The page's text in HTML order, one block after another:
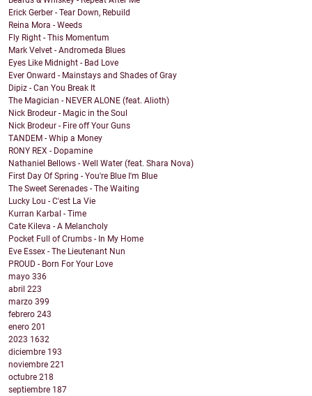
Erick Gerber - Tear Down, Rebuild
Reina Mora - Weeds
Fly Right - This Momentum
Mark Velvet - Andromeda Blues
Eyes Like Midnight - Bad Love
Ever Onward - Mainstays and Shades of Gray
Dipiz - Can You Break It
The Magician - NEVER ALONE (feat. Alioth)
Nick Brodeur - Magic in the Soul
Nick Brodeur - Fire off Your Guns
TANDEM - Whip a Money
RONY REX - Dopamine
Nathaniel Bellows - Well Water (feat. Shara Nova)
First Day Of Spring - You're Blue I'm Blue
The Sweet Serenades - The Waiting
Lucky Lou - C'est La Vie
Kurran Karbal - Time
Cate Kileva - A Melancholy
Pocket Full of Crumbs - In My Home
Eve Essex - The Lieutenant Nun
PROUD - Born For Your Love
mayo 336
abril 223
marzo 399
febrero 243
enero 201
2023 1632
diciembre 193
noviembre 221
octubre 218
septiembre 187